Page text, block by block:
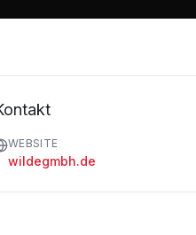
WEBSITE
wildegmbh.de